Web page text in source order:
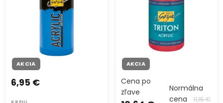
AKCIA
6,95 €
KREUL
AKCIA
Cena po
zľave
Normálna
cena
11,15 €